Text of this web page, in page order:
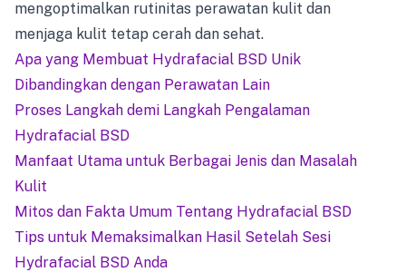
mengoptimalkan rutinitas perawatan kulit dan
menjaga kulit tetap cerah dan sehat.
Apa yang Membuat Hydrafacial BSD Unik
Dibandingkan dengan Perawatan Lain
Proses Langkah demi Langkah Pengalaman
Hydrafacial BSD
Manfaat Utama untuk Berbagai Jenis dan Masalah
Kulit
Mitos dan Fakta Umum Tentang Hydrafacial BSD
Tips untuk Memaksimalkan Hasil Setelah Sesi
Hydrafacial BSD Anda